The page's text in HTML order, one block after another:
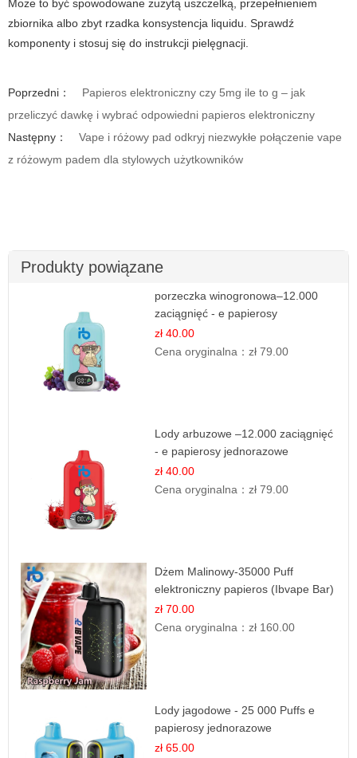
Może to być spowodowane zużytą uszczelką, przepełnieniem
zbiornika albo zbyt rzadka konsystencja liquidu. Sprawdź
komponenty i stosuj się do instrukcji pielęgnacji.
Poprzedni：
Papieros elektroniczny czy 5mg ile to g – jak
przeliczyć dawkę i wybrać odpowiedni papieros elektroniczny
Następny：
Vape i różowy pad odkryj niezwykłe połączenie vape
z różowym padem dla stylowych użytkowników
Produkty powiązane
porzeczka winogronowa–12.000
zaciągnięć - e papierosy
zł 40.00
Cena oryginalna：zł 79.00
Lody arbuzowe –12.000 zaciągnięć
- e papierosy jednorazowe
zł 40.00
Cena oryginalna：zł 79.00
Dżem Malinowy-35000 Puff
elektroniczny papieros (Ibvape Bar)
zł 70.00
Cena oryginalna：zł 160.00
Lody jagodowe - 25 000 Puffs e
papierosy jednorazowe
zł 65.00